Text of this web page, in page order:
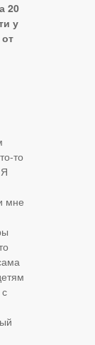
20
у
то
мне